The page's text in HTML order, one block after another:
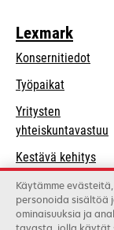
Lexmark
Konsernitiedot
Työpaikat
Yritysten
yhteiskuntavastuu
a
Kestävä kehitys
Lexmarkin
kumppanit
Käytämme
personoida sisältöä
ominaisuuksia ja